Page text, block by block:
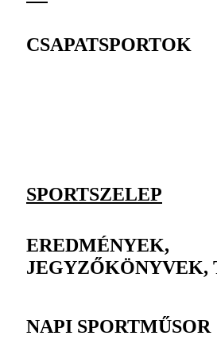
CSAPATSPORTOK
SPORTSZELEP
EREDMÉNYEK,
JEGYZŐKÖNYVEK,
NAPI SPORTMŰSOR